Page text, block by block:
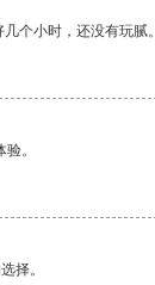
个小时，还没有玩腻。
。
择。